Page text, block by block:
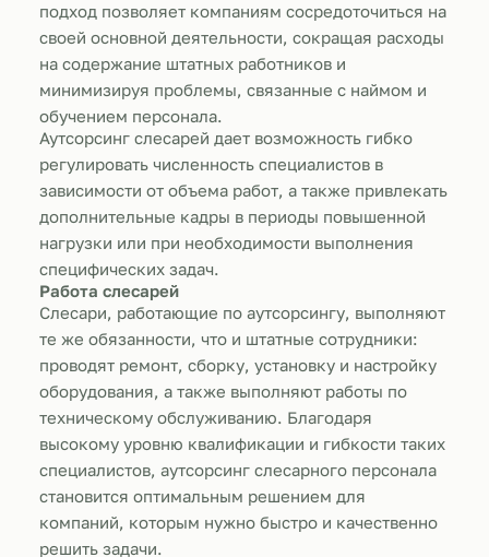
подход позволяет компаниям сосредоточиться на
своей основной деятельности, сокращая расходы
на содержание штатных работников и
минимизируя проблемы, связанные с наймом и
обучением персонала.
Аутсорсинг слесарей дает возможность гибко
регулировать численность специалистов в
зависимости от объема работ, а также привлекать
дополнительные кадры в периоды повышенной
нагрузки или при необходимости выполнения
специфических задач.
Работа слесарей
Слесари, работающие по аутсорсингу, выполняют
те же обязанности, что и штатные сотрудники:
проводят ремонт, сборку, установку и настройку
оборудования, а также выполняют работы по
техническому обслуживанию. Благодаря
высокому уровню квалификации и гибкости таких
специалистов, аутсорсинг слесарного персонала
становится оптимальным решением для
компаний, которым нужно быстро и качественно
решить задачи.